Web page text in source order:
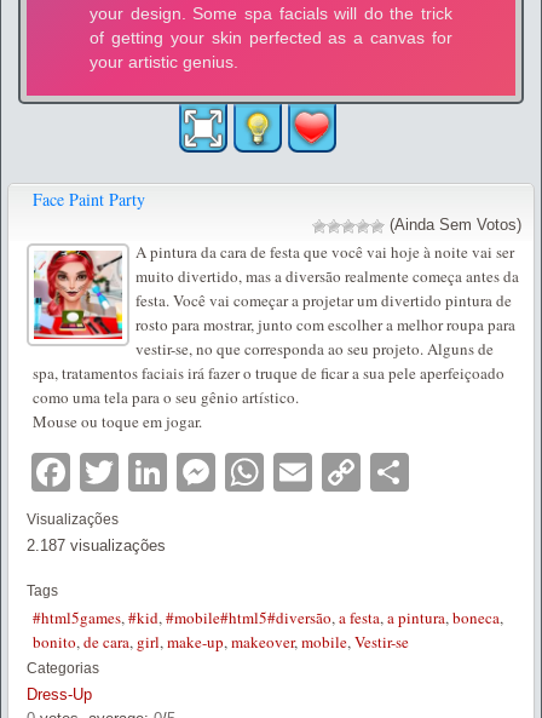
Face Paint Party
(Ainda Sem Votos)
A pintura da cara de festa que você vai hoje à noite vai ser
muito divertido, mas a diversão realmente começa antes da
festa. Você vai começar a projetar um divertido pintura de
rosto para mostrar, junto com escolher a melhor roupa para
vestir-se, no que corresponda ao seu projeto. Alguns de
spa, tratamentos faciais irá fazer o truque de ficar a sua pele aperfeiçoado
como uma tela para o seu gênio artístico.
Mouse ou toque em jogar.
Facebook
TwitterLinkedIn
Messenger
WhatsApp
EmailCopy
Visualizações
2.187 visualizações
Tags
#html5games,#kid,#mobile#html5#diversão,a festa,a pintura,boneca,
bonito,de cara, girl,make-up,makeover,mobile,Vestir-se
Categorias
Dress-Up